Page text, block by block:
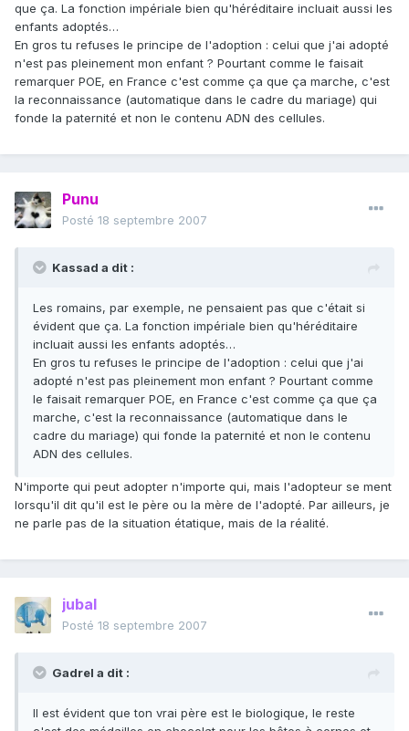
que ça. La fonction impériale bien qu'héréditaire incluait aussi les
enfants adoptés…
En gros tu refuses le principe de l'adoption : celui que j'ai adopté
n'est pas pleinement mon enfant ? Pourtant comme le faisait
remarquer POE, en France c'est comme ça que ça marche, c'est
la reconnaissance (automatique dans le cadre du mariage) qui
fonde la paternité et non le contenu ADN des cellules.
Punu
Posté 18 septembre 2007
Kassad a dit :
Les romains, par exemple, ne pensaient pas que c'était si
évident que ça. La fonction impériale bien qu'héréditaire
incluait aussi les enfants adoptés…
En gros tu refuses le principe de l'adoption : celui que j'ai
adopté n'est pas pleinement mon enfant ? Pourtant comme
le faisait remarquer POE, en France c'est comme ça que ça
marche, c'est la reconnaissance (automatique dans le
cadre du mariage) qui fonde la paternité et non le contenu
ADN des cellules.
N'importe qui peut adopter n'importe qui, mais l'adopteur se ment
lorsqu'il dit qu'il est le père ou la mère de l'adopté. Par ailleurs, je
ne parle pas de la situation étatique, mais de la réalité.
jubal
Posté 18 septembre 2007
Gadrel a dit :
Il est évident que ton vrai père est le biologique, le reste